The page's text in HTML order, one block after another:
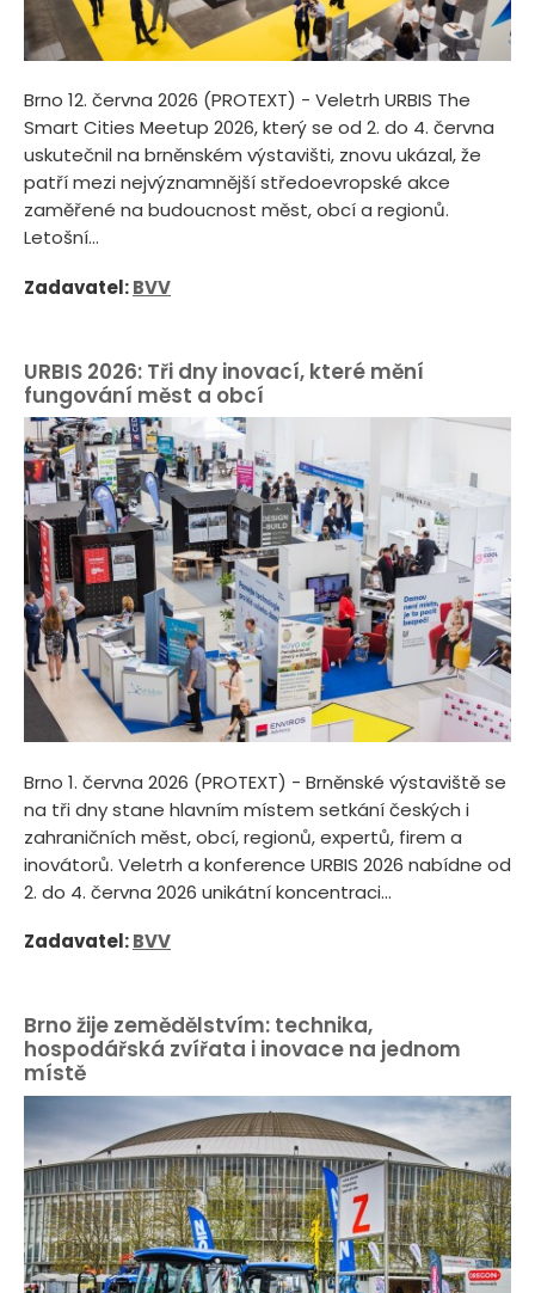
Brno 12. června 2026 (PROTEXT) - Veletrh URBIS The
Smart Cities Meetup 2026, který se od 2. do 4. června
uskutečnil na brněnském výstavišti, znovu ukázal, že
patří mezi nejvýznamnější středoevropské akce
zaměřené na budoucnost měst, obcí a regionů.
Letošní...
Zadavatel:BVV
URBIS 2026: Tři dny inovací, které mění
fungování měst a obcí
Brno 1. června 2026 (PROTEXT) - Brněnské výstaviště se
na tři dny stane hlavním místem setkání českých i
zahraničních měst, obcí, regionů, expertů, firem a
inovátorů. Veletrh a konference URBIS 2026 nabídne od
2. do 4. června 2026 unikátní koncentraci...
Zadavatel:BVV
Brno žije zemědělstvím: technika,
hospodářská zvířata i inovace na jednom
místě